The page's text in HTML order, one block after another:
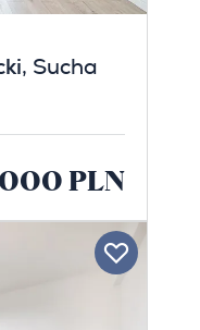
, Sucha
PLN